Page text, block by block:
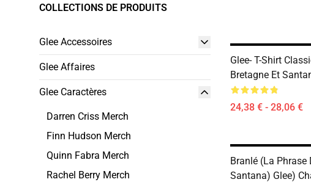
COLLECTIONS DE PRODUITS
Glee Accessoires
Glee Affaires
Glee Caractères
Darren Criss Merch
Finn Hudson Merch
Quinn Fabra Merch
Rachel Berry Merch
Glee- T-Shirt
Bretagne Et
24,38 € - 28,06 €
Branlé (la Phrase
Santana) Glee)